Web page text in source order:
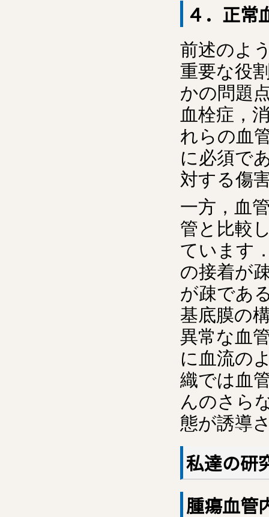
４．正常
前述のよ
重要な役
かの問題
血栓症，
れらの血
に必須で
対する傷
一方，血
管と比較
ています
の接着が
が疎であ
基底膜の
異常な血
に血流の
織では血
んのさら
態が誘導
私達の研
腫瘍血管